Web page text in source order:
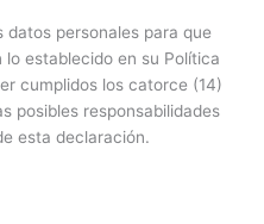
datos personales para que
establecido en su Política
cumplidos los catorce (14)
posibles responsabilidades
esta declaración.